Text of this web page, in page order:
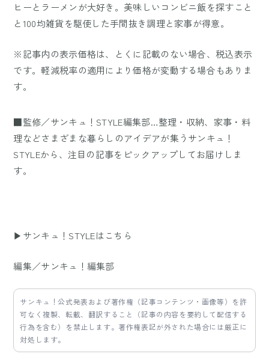
ヒーとラーメンが大好き。美味しいコンビニ飯を探すこと
と100均雑貨を駆使した手間抜き調理と家事が得意。
※記事内の表示価格は、とくに記載のない場合、税込表示
です。軽減税率の適用により価格が変動する場合もありま
す。
■監修／サンキュ！STYLE編集部…整理・収納、家事・料
理などさまざまな暮らしのアイデアが集うサンキュ！
STYLEから、注目の記事をピックアップしてお届けしま
す。
▶サンキュ！STYLEはこちら
編集／サンキュ！編集部
サンキュ！公式発表および著作権（記事コンテンツ・画像等）を許
可なく複製、転載、翻訳すること（記事の内容を要約して配信する
行為を含む）を禁止します。著作権表記が外された場合には厳正に
対処します。